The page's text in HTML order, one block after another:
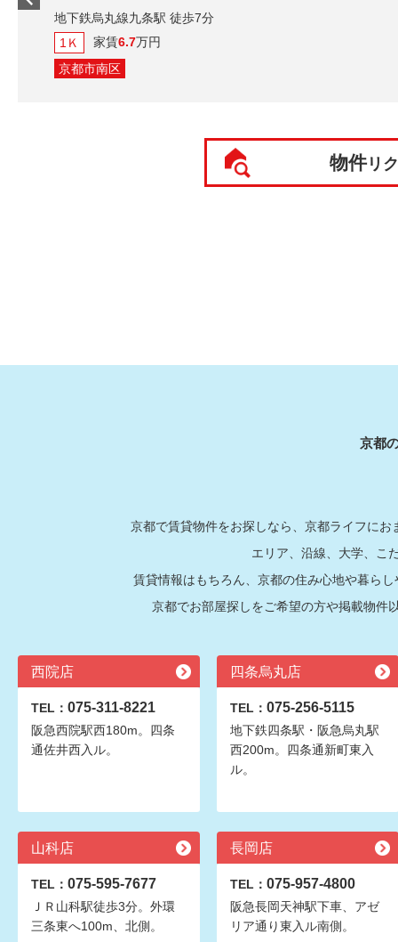
地下鉄烏丸線九条駅 徒歩7分
1Ｋ
家賃6.7万円
京都市南区
物件リ
京都
京都で賃貸物件をお探しなら、京都ライフに
エリア、沿線、大学、こ
賃貸情報はもちろん、京都の住み心地や暮ら
京都でお部屋探しをご希望の方や掲載物件
西院店
TEL： 075-311-8221
阪急西院駅西180m。四条
通佐井西入ル。
四条烏丸店
TEL： 075-256-5115
地下鉄四条駅・阪急烏丸駅
西200m。四条通新町東入
ル。
山科店
TEL： 075-595-7677
ＪＲ山科駅徒歩3分。外環
三条東へ100m、北側。
長岡店
TEL： 075-957-4800
阪急長岡天神駅下車、アゼ
リア通り東入ル南側。